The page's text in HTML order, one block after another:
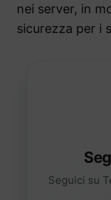
nei server, in
sicurezza per i
Seguici su